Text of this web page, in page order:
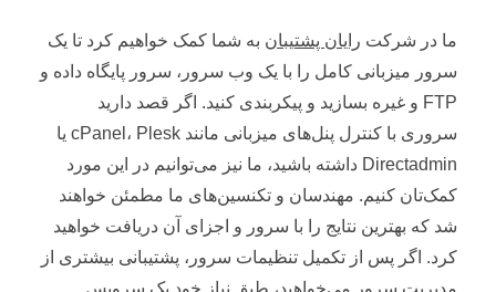
ما در شرکت رایان پشتیبان به شما کمک خواهیم کرد تا یک
سرور میزبانی کامل را با یک وب سرور، سرور پایگاه داده و
FTP و غیره بسازید و پیکربندی کنید. اگر قصد دارید
سروری با کنترل پنل‌های میزبانی مانند cPanel، Plesk یا
Directadmin داشته باشید، ما نیز می‌توانیم در این مورد
کمک‌تان کنیم. مهندسان و تکنسین‌های ما مطمئن خواهند
شد که بهترین نتایج را با سرور و اجزای آن دریافت خواهید
کرد. اگر پس از تکمیل تنظیمات سرور، پشتیبانی بیشتری از